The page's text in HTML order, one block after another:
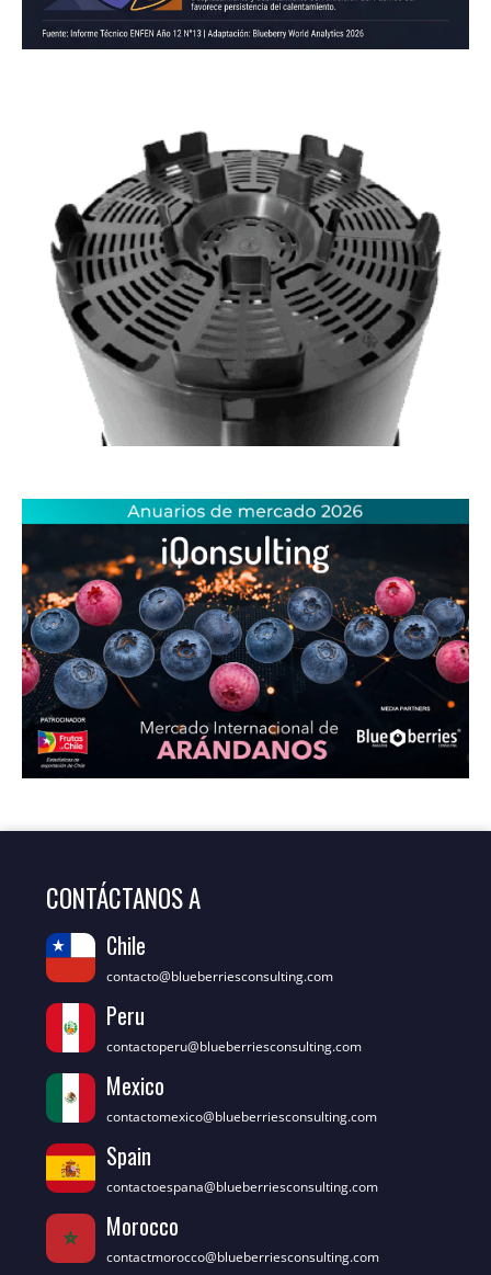
CONTÁCTANOS A
Chile
contacto@blueberriesconsulting.com
Peru
contactoperu@blueberriesconsulting.com
Mexico
contactomexico@blueberriesconsulting.com
Spain
contactoespana@blueberriesconsulting.com
Morocco
contactmorocco@blueberriesconsulting.com